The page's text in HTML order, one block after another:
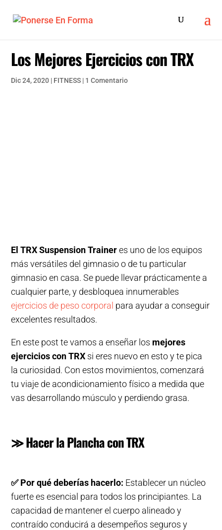
Los Mejores Ejercicios con TRX
Dic 24, 2020 | FITNESS | 1 Comentario
El TRX Suspension Traineres uno de los equipos
más versátiles del gimnasio o de tu particular
gimnasio en casa. Se puede llevar prácticamente a
cualquier parte, y desbloquea innumerables
ejercicios de peso corporal para ayudar a conseguir
excelentes resultados.
En este post te vamos a enseñar los mejores
ejercicios con TRX si eres nuevo en esto y te pica
la curiosidad. Con estos movimientos, comenzará
tu viaje de acondicionamiento físico a medida que
vas desarrollando músculo y perdiendo grasa.
≫Hacer la Plancha con TRX
✅Por qué deberías hacerlo: Establecer un núcleo
fuerte es esencial para todos los principiantes. La
capacidad de mantener el cuerpo alineado y
contraído conducirá a desempeños seguros y